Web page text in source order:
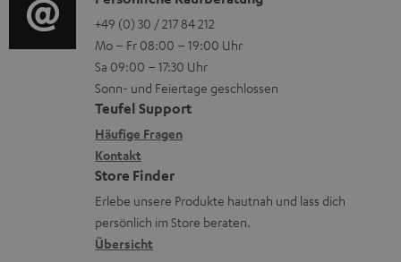
e
n
z
u
r
G
a
r
a
n
e
r
ä
t
e
R
ü
c
k
o
-
L
e
x
i
k
o
n
o
n
t
a
k
t
d
a
t
+49 (0) 30 / 217 84 212
Mo – Fr 08:00 – 19:00 Uhr
Sa 09:00 – 17:30 Uhr
Sonn- und Feiertage geschlossen
Teufel Support
Häufige Fragen
Kontakt
Store Finder
Erlebe unsere Produkte hautnah und lass dich
persönlich im Store beraten.
Übersicht